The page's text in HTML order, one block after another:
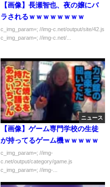
【画像】長瀬智也、夜の嬢にバ
ラされるｗｗｗｗｗｗｗｗ
c_img_param=; //img-c.net/output/site/42.js
c_img_param=; //img-c.net/...
ニュース
【画像】ゲーム専門学校の生徒
が持ってるゲーム機ｗｗｗｗｗ
c_img_param=; //img-
c.net/output/category/game.js
c_img_param=; //img-...